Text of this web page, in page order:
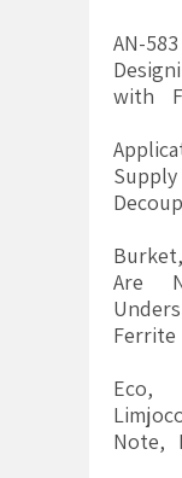
AN-
with
Are
Eco,
Note,